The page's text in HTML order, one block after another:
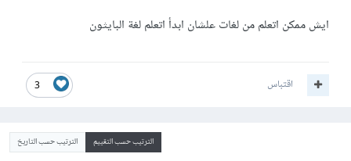
ايش ممكن اتعلم من لغات علشان ابدأ اتعلم لغة البايثون
3 اقتباس
الترتيب حسب التقييم الترتيب حسب التاريخ